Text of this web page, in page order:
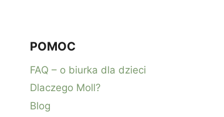
POMOC
FAQ – o biurka dla dzieci
Dlaczego Moll?
Blog